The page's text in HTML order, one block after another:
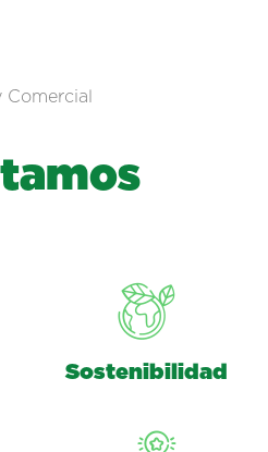
Comercial
tamos
Sostenibilidad